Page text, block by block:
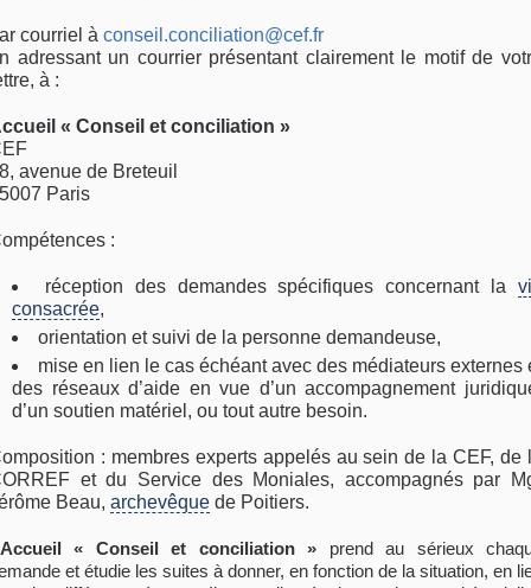
courriel à conseil.conciliation@cef.fr
adressant un courrier présentant clairement le motif de
à :
« Conseil et conciliation »
avenue de Breteuil
Paris
:
réception des demandes spécifiques concernant la
consacrée,
orientation et suivi de la personne demandeuse,
mise en lien le cas échéant avec des médiateurs externes
des réseaux d’aide en vue d’un accompagnement
d’un soutien matériel, ou tout autre besoin.
: membres experts appelés au sein de la CEF, de
et du Service des Moniales, accompagnés par
Beau, archevêque de Poitiers.
Accueil « Conseil et conciliation » prend au sérieux
et étudie les suites à donner, en fonction de la situation, en